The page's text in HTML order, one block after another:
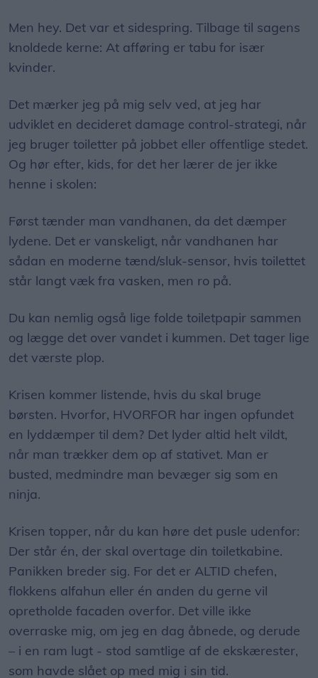
Men hey. Det var et sidespring. Tilbage til sagens
knoldede kerne: At afføring er tabu for især
kvinder.​
Det mærker jeg på mig selv ved, at jeg har
udviklet en decideret damage control-strategi, når
jeg bruger toiletter på jobbet eller offentlige stedet.
Og hør efter, kids, for det her lærer de jer ikke
henne i skolen:​
Først tænder man vandhanen, da det dæmper
lydene. Det er vanskeligt, når vandhanen har
sådan en moderne tænd/sluk-sensor, hvis toilettet
står langt væk fra vasken, men ro på.​
Du kan nemlig også lige folde toiletpapir sammen
og lægge det over vandet i kummen. Det tager lige
det værste plop. ​
Krisen kommer listende, hvis du skal bruge
børsten. Hvorfor, HVORFOR har ingen opfundet
en lyddæmper til dem? Det lyder altid helt vildt,
når man trækker dem op af stativet. Man er
busted, medmindre man bevæger sig som en
ninja. ​
Krisen topper, når du kan høre det pusle udenfor:
Der står én, der skal overtage din toiletkabine.
Panikken breder sig. For det er ALTID chefen,
flokkens alfahun eller én anden du gerne vil
opretholde facaden overfor. Det ville ikke
overraske mig, om jeg en dag åbnede, og derude
– i en ram lugt - stod samtlige af de ekskærester,
som havde slået op med mig i sin tid. ​